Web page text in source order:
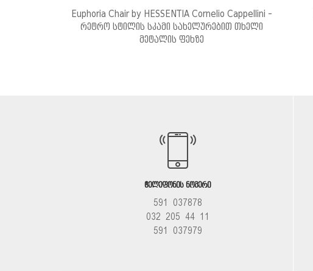
Euphoria Chair by HESSENTIA Cornelio Cappellini -
რეტრო სტილის სკამი სახელურებით თხელი
მეტალის ფეხზე
ᲢᲔᲚᲔᲤᲝᲜᲘᲡ ᲜᲝᲛᲔᲠᲘ
591 037878
032 205 44 11
591 037979